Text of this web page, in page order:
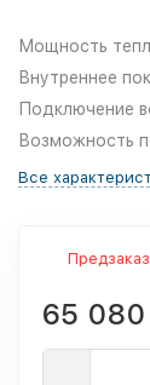
Мощность
Внутреннее
Подключение
Возможность
Все
Предзаказ
65 080